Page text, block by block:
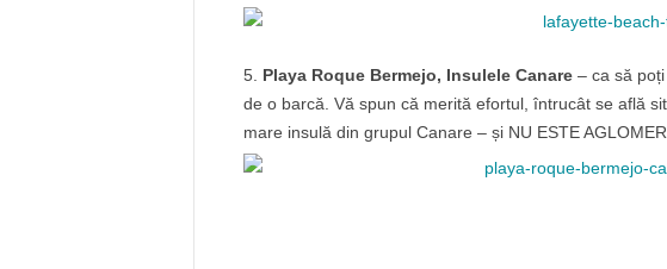
Playa Roque Bermejo, Insulele Canare– ca să poți
de o barcă. Vă spun că merită efortul, întrucât se află
mare insulă din grupul Canare – și NU ESTE